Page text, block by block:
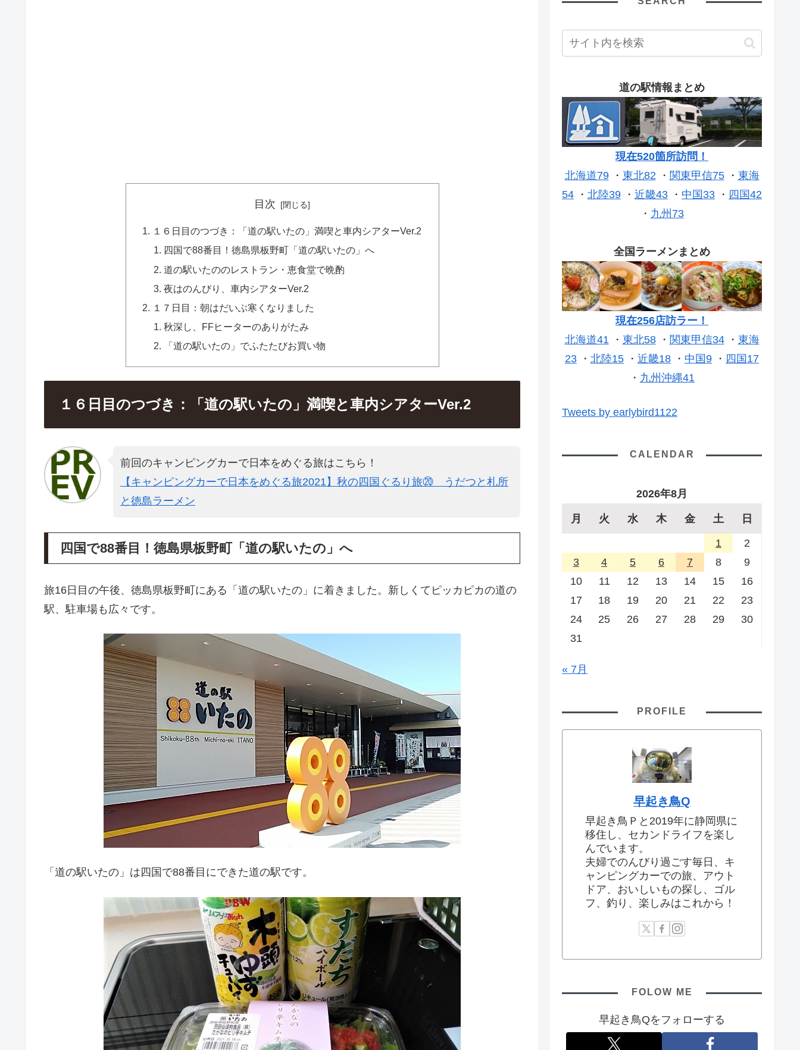
目次
１６日目のつづき：「道の駅いたの」満喫と車内シアターVer.2
四国で88番目！徳島県板野町「道の駅いたの」へ
道の駅いたののレストラン・恵食堂で晩酌
夜はのんびり、車内シアターVer.2
１７日目：朝はだいぶ寒くなりました
秋深し、FFヒーターのありがたみ
「道の駅いたの」でふたたびお買い物
１６日目のつづき：「道の駅いたの」満喫と車内シアターVer.2
前回のキャンピングカーで日本をめぐる旅はこちら！
【キャンピングカーで日本をめぐる旅2021】秋の四国ぐるり旅⑳ うだつと札所
と徳島ラーメン
四国で88番目！徳島県板野町「道の駅いたの」へ
旅16日目の午後、徳島県板野町にある「道の駅いたの」に着きました。新しくてピッカピカの道の
駅、駐車場も広々です。
「道の駅いたの」は四国で88番目にできた道の駅です。
道の駅情報まとめ
現在520箇所訪問！
北海道79・ 東北82・ 関東甲信75・ 東海
54 ・ 北陸39 ・ 近畿43 ・ 中国33 ・ 四国42
・ 九州73
全国ラーメンまとめ
現在256店訪ラー！
北海道41・ 東北58・ 関東甲信34・ 東海
23 ・ 北陸15 ・ 近畿18 ・ 中国9 ・ 四国17
・ 九州沖縄41
Tweets by earlybird1122
CALENDAR
2026年8月
月 火 水 木 金 土 日
1
2
3
4 5 6 7 8
9
10
11 12 13 14 15
16
17
18 19 20 21 22
23
24
25 26 27 28 29
30
31
« 7月
PROFILE
早起き鳥Q
早起き鳥Ｐと2019年に静岡県に
移住し、セカンドライフを楽し
んでいます。
夫婦でのんびり過ごす毎日、キ
ャンピングカーでの旅、アウト
ドア、おいしいもの探し、ゴル
フ、釣り、楽しみはこれから！
FOLOW ME
早起き鳥Qをフォローする